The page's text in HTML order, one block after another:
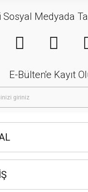
Sosyal Medyada
E-Bülten'e Kayıt